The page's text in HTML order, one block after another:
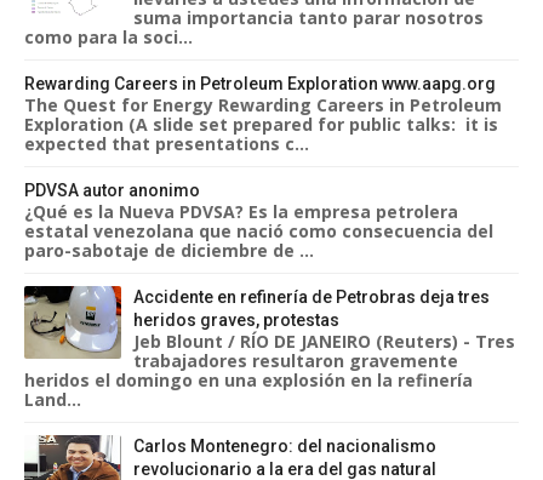
suma importancia tanto parar nosotros
como para la soci...
Rewarding Careers in Petroleum Exploration www.aapg.org
The Quest for Energy Rewarding Careers in Petroleum
Exploration (A slide set prepared for public talks: it is
expected that presentations c...
PDVSA autor anonimo
¿Qué es la Nueva PDVSA? Es la empresa petrolera
estatal venezolana que nació como consecuencia del
paro-sabotaje de diciembre de ...
Accidente en refinería de Petrobras deja tres
heridos graves, protestas
Jeb Blount / RÍO DE JANEIRO (Reuters) - Tres
trabajadores resultaron gravemente
heridos el domingo en una explosión en la refinería
Land...
Carlos Montenegro: del nacionalismo
revolucionario a la era del gas natural